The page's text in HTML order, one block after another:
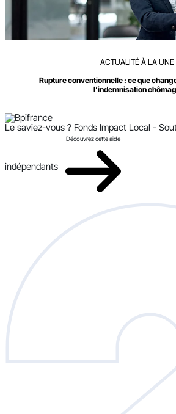
ACTUALITÉ À LA UNE
Rupture conventionnelle : ce que
l’indemnisation
Le saviez-vous ? Fonds Impact Local -
indépendants
Découvrez cette aide